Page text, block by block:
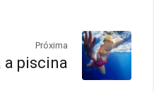
Próxima
a piscina